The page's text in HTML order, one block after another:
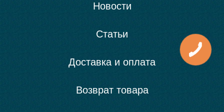
Новости
Статьи
Доставка и оплата
Возврат товара